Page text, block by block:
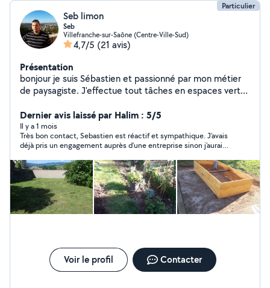
Particulier
Seb limon
Seb
Villefranche-sur-Saône (Centre-Ville-Sud)
4,7/5 (21 avis)
Présentation
bonjour je suis Sébastien et passionné par mon métier
de paysagiste. J'effectue tout tâches en espaces verts.
si possible laissez moi vos coordonnées dans votre
Dernier avis laissé par Halim : 5/5
Il y a 1 mois
Très bon contact, Sebastien est réactif et sympathique. J’avais
déjà pris un engagement auprès d’une entreprise sinon j’aurais
Voir le profil Contacter